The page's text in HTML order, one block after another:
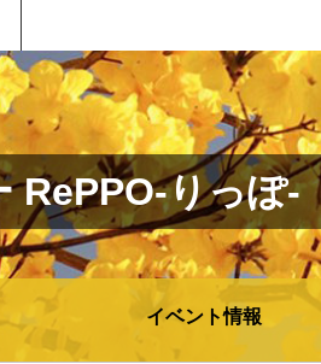
RePPO-りっぽ-
イベント情報